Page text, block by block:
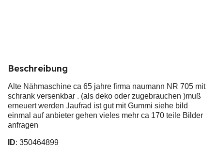
Beschreibung
Alte Nähmaschine ca 65 jahre firma naumann NR 705 mit
schrank versenkbar . (als deko oder zugebrauchen )muß
erneuert werden ,laufrad ist gut mit Gummi siehe bild
einmal auf anbieter gehen vieles mehr ca 170 teile Bilder
anfragen
ID: 350464899